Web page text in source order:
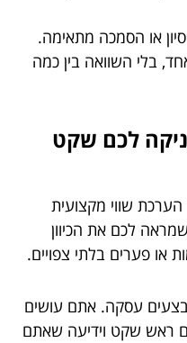
או הסמכה מתאימה.
בלי השוואה בין כמה
לכם שקט
שווי מקצועית
לכם את הכיוון
או פערים בלתי צפויים.
עסקה. אתם עושים
ראש שקט וידיעה שאתם